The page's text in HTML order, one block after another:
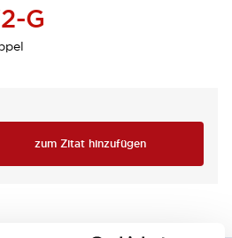
G
zum Zitat hinzufügen